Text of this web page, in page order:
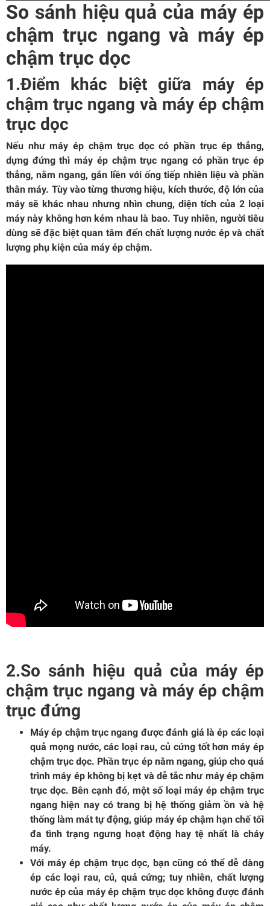
So sánh hiệu quả của máy ép
chậm trục ngang và máy ép
chậm trục dọc
1.Điểm khác biệt giữa máy ép
chậm trục ngang và máy ép chậm
trục dọc
Nếu như máy ép chậm trục dọc có phần trục ép thẳng,
dựng đứng thì máy ép chậm trục ngang có phần trục ép
thẳng, nằm ngang, gắn liền với ống tiếp nhiên liệu và phần
thân máy. Tùy vào từng thương hiệu, kích thước, độ lớn của
máy sẽ khác nhau nhưng nhìn chung, diện tích của 2 loại
máy này không hơn kém nhau là bao. Tuy nhiên, người tiêu
dùng sẽ đặc biệt quan tâm đến chất lượng nước ép và chất
lượng phụ kiện của máy ép chậm.
2.So sánh hiệu quả của máy ép
chậm trục ngang và máy ép chậm
trục đứng
Máy ép chậm trục ngang được đánh giá là ép các loại
quả mọng nước, các loại rau, củ cứng tốt hơn máy ép
chậm trục dọc. Phần trục ép nằm ngang, giúp cho quá
trình máy ép không bị kẹt và dễ tắc như máy ép chậm
trục dọc. Bên cạnh đó, một số loại máy ép chậm trục
ngang hiện nay có trang bị hệ thống giảm ồn và hệ
thống làm mát tự động, giúp máy ép chậm hạn chế tối
đa tình trạng ngưng hoạt động hay tệ nhất là cháy
máy.
Với máy ép chậm trục dọc, bạn cũng có thể dễ dàng
ép các loại rau, củ, quả cứng; tuy nhiên, chất lượng
nước ép của máy ép chậm trục dọc không được đánh